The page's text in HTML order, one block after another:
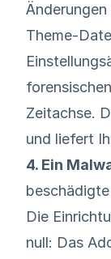
Theme-
Zeitachse.
und liefert
4. Ein
Die
null: Das